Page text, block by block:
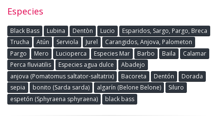
Especies
Black Bass Lubina Dentòn Lucio
Esparidos, Sargo, Pargo, Breca
Trucha
Atún Serviola Jurel
Carangidos, Anjova, Palometon
Pargo
Mero Lucioperca Especies Mar Barbo Baila
Calamar
Perca fluviatilis
Especies agua dulce
Abadejo
anjova (Pomatomus saltator-saltatrix)
Bacoreta Dentón
Dorada
sepia
bonito (Sarda sarda) algarín (Belone Belone)
Siluro
espetón (Sphyraena sphyraena)
black bass